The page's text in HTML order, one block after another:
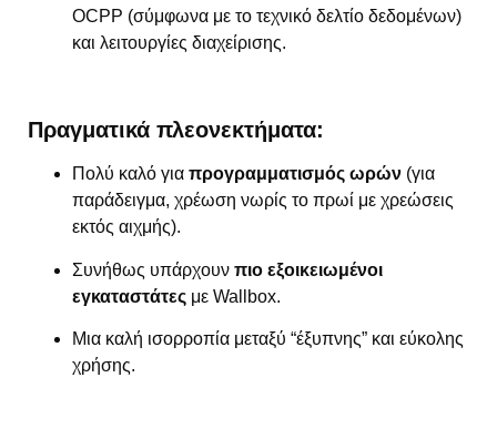
OCPP (σύμφωνα με το τεχνικό δελτίο δεδομένων)
και λειτουργίες διαχείρισης.
Πραγματικά πλεονεκτήματα:
Πολύ καλό για προγραμματισμός ωρών (για
παράδειγμα, χρέωση νωρίς το πρωί με χρεώσεις
εκτός αιχμής).
Συνήθως υπάρχουν πιο εξοικειωμένοι
εγκαταστάτες με Wallbox.
Μια καλή ισορροπία μεταξύ “έξυπνης” και εύκολης
χρήσης.